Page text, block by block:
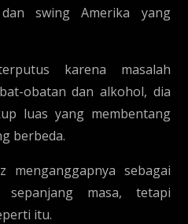
swing Amerika yang
karena masalah
obatan dan alkohol, dia
luas yang membentang
berbeda.
menganggapnya sebagai
masa, tetapi
itu.